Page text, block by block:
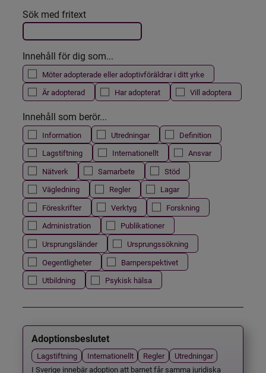
Filtrera resultatet
Det här formuläret postas automatiskt
Sök med fritext
Innehåll för dig som...
Möter adopterade eller adoptivföräldrar i ditt yrke
Är adopterad
Har adopterat Vill adoptera
Innehåll som berör...
Information Utredningar
Definition
Lagstiftning
Internationellt
Ansvar
Nätverk
Samarbete
Stöd
Vägledning
Regler
Lagar
Föreskrifter
Verktyg
Forskning
Administration
Publikationer
Ursprungsländer
Ursprungssökning
Oegentligheter
Barnperspektivet
Utbildning
Psykisk hälsa
Adoptionsbeslutet
Lagstiftning Internationellt Regler
Utredningar
I Sverige innebär adoption att barnet får samma juridiska